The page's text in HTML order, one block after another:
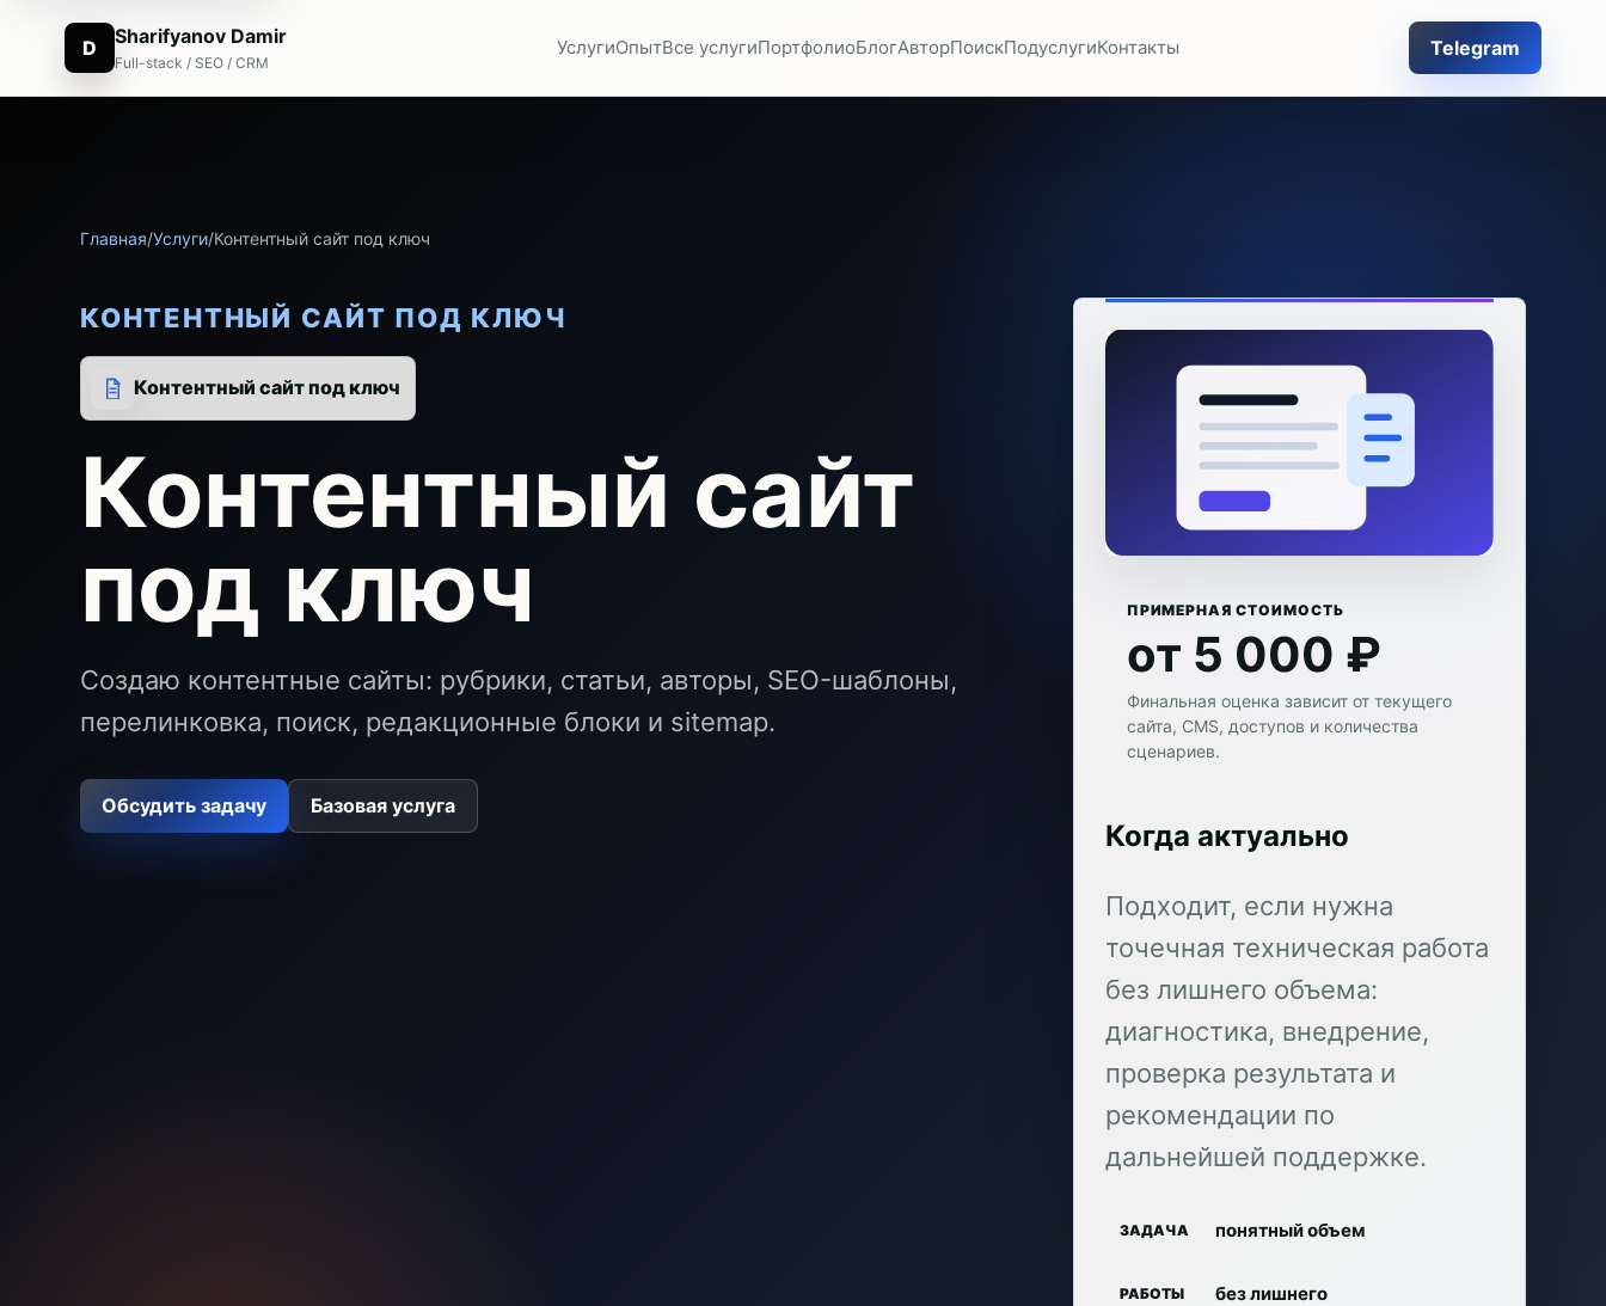
D Sharifyanov Damir
Full-stack / SEO / CRM
УслугиОпытВсе услугиПортфолиоБлогАвторПоискПодуслугиКонтакты Telegram
Главная/Услуги/Контентный сайт под ключ
КОНТЕНТНЫЙ САЙТ ПОД КЛЮЧ
Контентный сайт под ключ
Контентный сайт
под ключ
Создаю контентные сайты: рубрики, статьи, авторы, SEO-шаблоны,
перелинковка, поиск, редакционные блоки и sitemap.
Обсудить задачу Базовая услуга
ПРИМЕРНАЯ СТОИМОСТЬ
от 5 000 ₽
Финальная оценка зависит от текущего
сайта, CMS, доступов и количества
сценариев.
Когда актуально
Подходит, если нужна
точечная техническая работа
без лишнего объема:
диагностика, внедрение,
проверка результата и
рекомендации по
дальнейшей поддержке.
ЗАДАЧА понятный объем
РАБОТЫ без лишнего